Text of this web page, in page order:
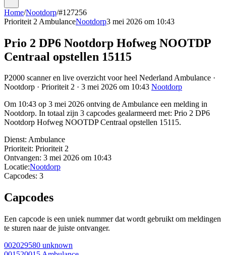
Home/Nootdorp/#127256
Prioriteit 2 AmbulanceNootdorp3 mei 2026 om 10:43
Prio 2 DP6 Nootdorp Hofweg NOOTDP
Centraal opstellen 15115
P2000 scanner en live overzicht voor heel Nederland Ambulance ·
Nootdorp · Prioriteit 2 · 3 mei 2026 om 10:43 Nootdorp
Om 10:43 op 3 mei 2026 ontving de Ambulance een melding in
Nootdorp. In totaal zijn 3 capcodes gealarmeerd met: Prio 2 DP6
Nootdorp Hofweg NOOTDP Centraal opstellen 15115.
Dienst: Ambulance
Prioriteit: Prioriteit 2
Ontvangen: 3 mei 2026 om 10:43
Locatie:Nootdorp
Capcodes: 3
Capcodes
Een capcode is een uniek nummer dat wordt gebruikt om meldingen
te sturen naar de juiste ontvanger.
002029580 unknown